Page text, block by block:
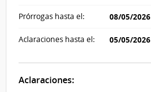
Prórrogas hasta el: 08/05/2026
Aclaraciones hasta el: 05/05/2026
Aclaraciones: